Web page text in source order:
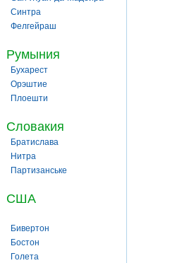
Синтра
Фелгейраш
Румыния
Бухарест
Орэштие
Плоешти
Словакия
Братислава
Нитра
Партизанське
США
Бивертон
Бостон
Голета